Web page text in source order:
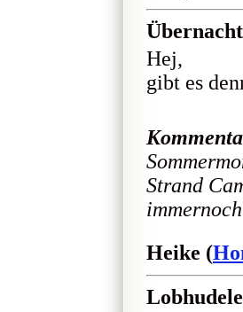
Hej,
gibt es
Strand
Heike (